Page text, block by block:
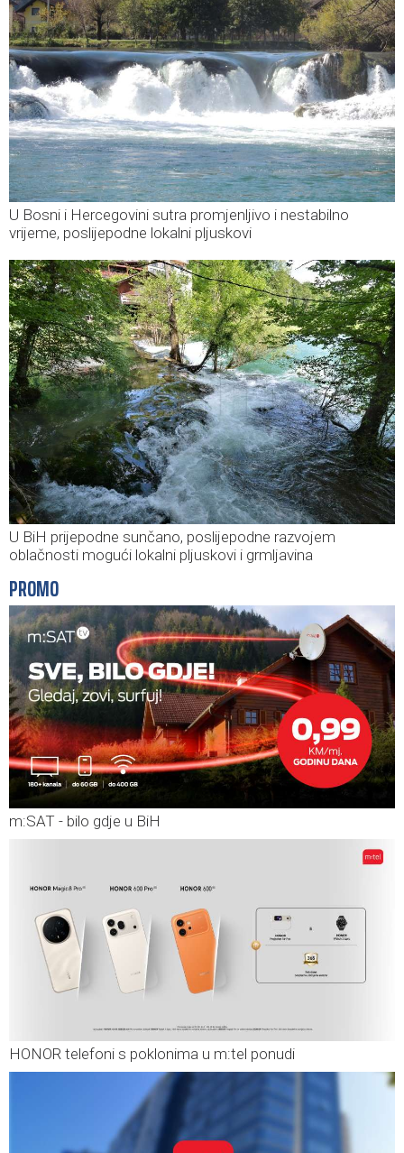
U Bosni i Hercegovini sutra promjenljivo i nestabilno
vrijeme, poslijepodne lokalni pljuskovi
U BiH prijepodne sunčano, poslijepodne razvojem
oblačnosti mogući lokalni pljuskovi i grmljavina
PROMO
m:SAT - bilo gdje u BiH
HONOR telefoni s poklonima u m:tel ponudi